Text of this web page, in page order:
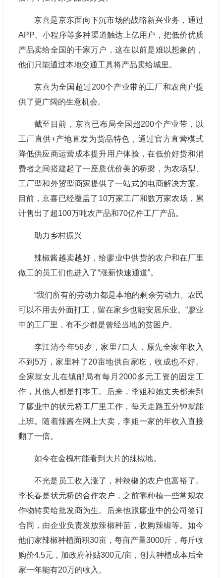
京喜是京东面向下沉市场的战略新兴业务，通过
APP、小程序等多种渠道触达上亿用户，把低价优质
产品卖给全国的千家万户，这在以前是难以想象的，
他们只能通过本地交通工具将产品卖给城里。
京喜为全国超过200个产业带的工厂和农商户提
供了更广阔的生意机会。
截至目前，京喜已布局全国超200个产业带，以
工厂直供+产地直发为货品特色，通过官方直营模式
降低供应商运营成本提升用户体验，在低价好货和消
费者之间搭建起了一座质优价美的桥梁，为农场型、
工厂型和外贸型商家提供了一站式的电商解决方案。
目前，京喜已经覆盖了10万家工厂和数万家农场，累
计售出了超100万吨农产品和70亿件工厂产品。
助力乡村振兴
辣椒酱越卖越好，给廖业中供货的农户和在厂里
做工的员工们也进入了“涨薪快速通道”。
“我们所有的劳动力都是本地的剩余劳动力。农民
可以不用去外面打工，留在家乡也能安居乐业。”廖业
中的工厂里，有不少都是曾经当地的贫困户。
李江清今年56岁，家里7口人，原先全家年收入
不到5万，家里种了20亩地供自家吃，收成也不好。
全家就女儿在镇邮局有每月2000多元工资的固定工
作，其他人都是打零工。后来，李姐和她丈夫都来到
了廖业中的状元桥工厂里工作，每天走路五分钟就能
上班。随着辣酱在网上大卖，李姐一家的年收入直接
翻了一倍。
如今在金槐村能看到大片的辣椒地。
不光是员工收入涨了，种辣椒的农户也富裕了。
李长春是状元桥的合作农户，之前靠种植一些常规农
作物转卖给批发商为生。后来他跟廖业中的公司签订
合同，由企业负责发放辣椒种苗，收购辣椒等。如今
他们家辣椒种植面积30亩，每亩产量3000斤，每斤收
购价4.5元，加政府补贴300元/亩，刨去种植成本后全
家一年能有20万的收入。